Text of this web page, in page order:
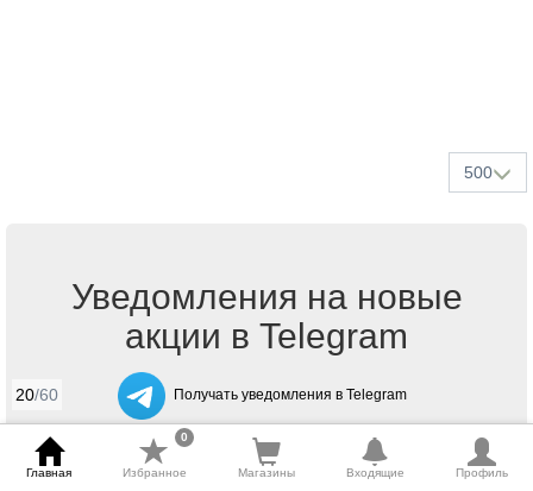
20/60
500
Уведомления на новые
акции в Telegram
Получать уведомления в Telegram
Главная Избранное
0
Магазины Входящие Профиль